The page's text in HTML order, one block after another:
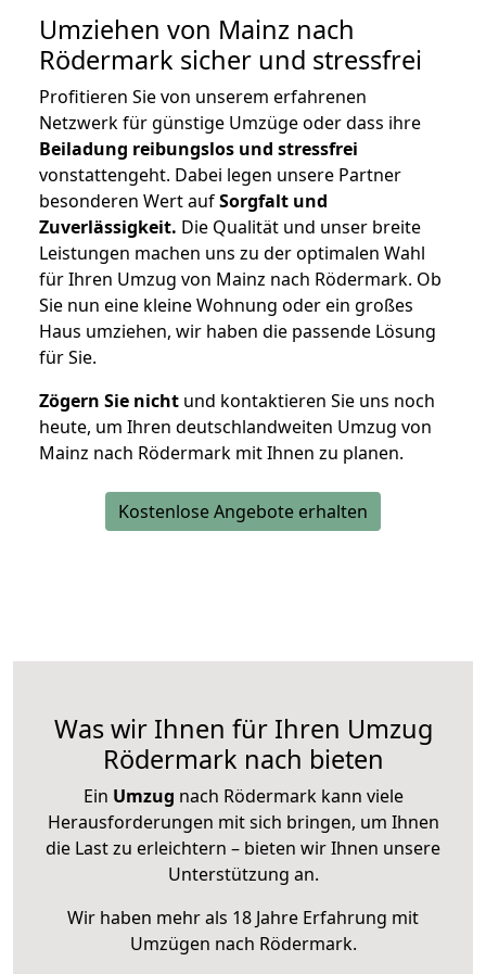
Umziehen von Mainz nach
Rödermark sicher und stressfrei
Profitieren Sie von unserem erfahrenen
Netzwerk für günstige Umzüge oder dass ihre
Beiladung reibungslos und stressfrei
vonstattengeht. Dabei legen unsere Partner
besonderen Wert aufSorgfalt und
Zuverlässigkeit. Die Qualität und unser breite
Leistungen machen uns zu der optimalen Wahl
für Ihren Umzug von Mainz nach Rödermark. Ob
Sie nun eine kleine Wohnung oder ein großes
Haus umziehen, wir haben die passende Lösung
für Sie.
Zögern Sie nicht und kontaktieren Sie uns noch
heute, um Ihren deutschlandweiten Umzug von
Mainz nach Rödermark mit Ihnen zu planen.
Kostenlose Angebote erhalten
Was wir Ihnen für Ihren Umzug
Rödermark nach bieten
Ein Umzug nach Rödermark kann viele
Herausforderungen mit sich bringen, um Ihnen
die Last zu erleichtern – bieten wir Ihnen unsere
Unterstützung an.
Wir haben mehr als 18 Jahre Erfahrung mit
Umzügen nach Rödermark.